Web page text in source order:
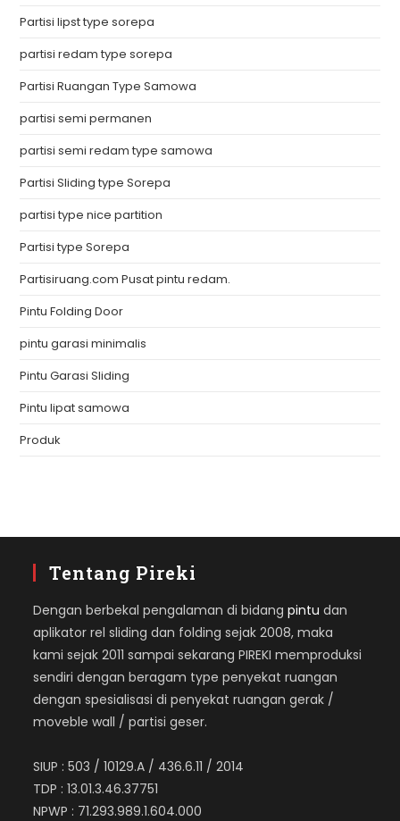
Partisi lipst type sorepa
partisi redam type sorepa
Partisi Ruangan Type Samowa
partisi semi permanen
partisi semi redam type samowa
Partisi Sliding type Sorepa
partisi type nice partition
Partisi type Sorepa
Partisiruang.com Pusat pintu redam.
Pintu Folding Door
pintu garasi minimalis
Pintu Garasi Sliding
Pintu lipat samowa
Produk
Tentang Pireki
Dengan berbekal pengalaman di bidangpintu dan
aplikator rel sliding dan folding sejak 2008, maka
kami sejak 2011 sampai sekarang PIREKI memproduksi
sendiri dengan beragam type penyekat ruangan
dengan spesialisasi di penyekat ruangan gerak /
moveble wall / partisi geser.
SIUP : 503 / 10129.A / 436.6.11 / 2014
TDP : 13.01.3.46.37751
NPWP : 71.293.989.1.604.000